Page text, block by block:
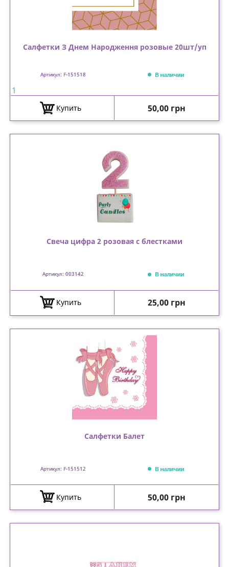
Салфетки З Днем Народження розовые 20шт/уп
Артикул: F-151518 В наличии
1
Купить Цена
50,00 грн
Свеча цифра 2 розовая с блестками
Артикул: 003142 В наличии
Купить Цена
25,00 грн
Салфетки Балет
Артикул: F-151512 В наличии
Купить Цена
50,00 грн